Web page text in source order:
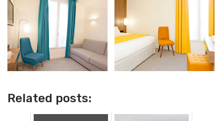
Related posts: